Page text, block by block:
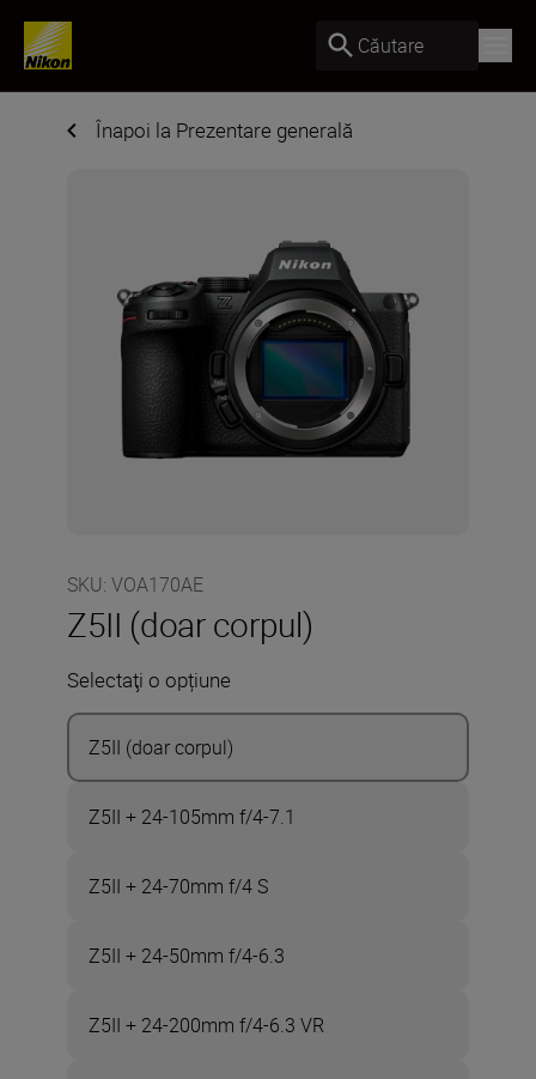
Căutare
Înapoi la Prezentare generală
SKU: VOA170AE
Z5II (doar corpul)
Selectaţi o opțiune
Z5II (doar corpul)
Z5II + 24-105mm f/4-7.1
Z5II + 24-70mm f/4 S
Z5II + 24-50mm f/4-6.3
Z5II + 24-200mm f/4-6.3 VR